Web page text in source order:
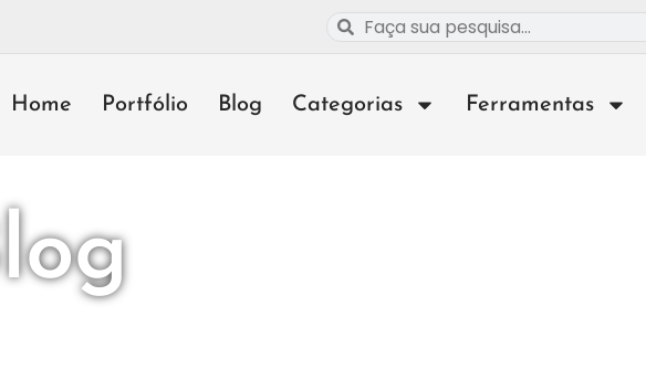
Home Portfólio Blog Categorias Ferramentas